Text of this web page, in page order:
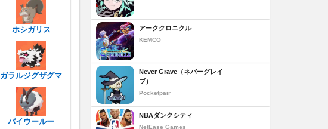
ホシガリス
ガラルジグザグマ
バイウールー
アーククロニクル
KEMCO
Never Grave（ネバーグレイ
ブ）
Pocketpair
NBAダンクシティ
NetEase Games